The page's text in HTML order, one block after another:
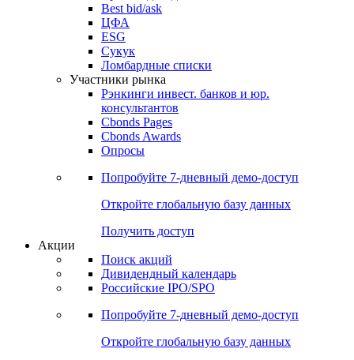
Best bid/ask
ЦФА
ESG
Сукук
Ломбардные списки
Участники рынка
Рэнкинги инвест. банков и юр.
консультантов
Cbonds Pages
Cbonds Awards
Опросы
Попробуйте 7-дневный демо-доступ
Откройте глобальную базу данных
Получить доступ
Акции
Поиск акций
Дивидендный календарь
Российские IPO/SPO
Попробуйте 7-дневный демо-доступ
Откройте глобальную базу данных